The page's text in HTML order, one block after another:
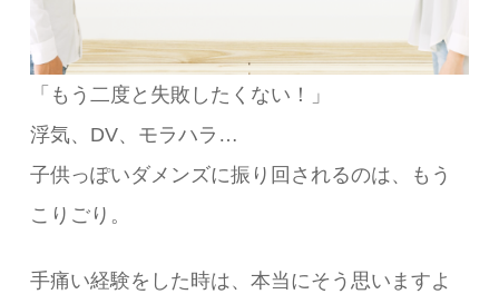
「もう二度と失敗したくない！」
浮気、DV、モラハラ…
子供っぽいダメンズに振り回されるのは、もう
こりごり。
手痛い経験をした時は、本当にそう思いますよ